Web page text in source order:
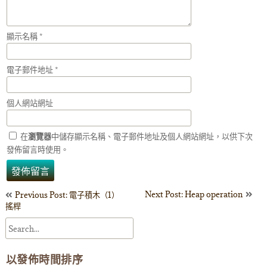
顯示名稱*
電子郵件地址*
個人網站網址
在瀏覽器中儲存顯示名稱、電子郵件地址及個人網站網址，以供下次
發佈留言時使用。
文
章
導
Previous Post: 電子積木（1）
搖桿
Next Post: Heap operation
以發佈時間排序